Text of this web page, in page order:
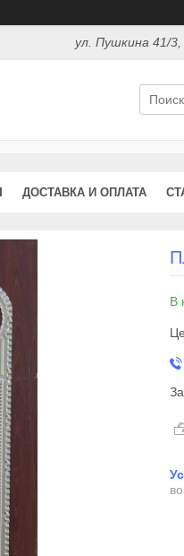
ул. Пушкина 41/
ДОСТАВКА И ОПЛАТА
В